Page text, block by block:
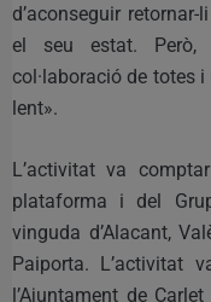
d’aconseguir
el seu estat.
col·laboració de totes
lent».
L’activitat va
plataforma i del
vinguda d’Alacant,
Paiporta. L’activitat
l’Ajuntament de